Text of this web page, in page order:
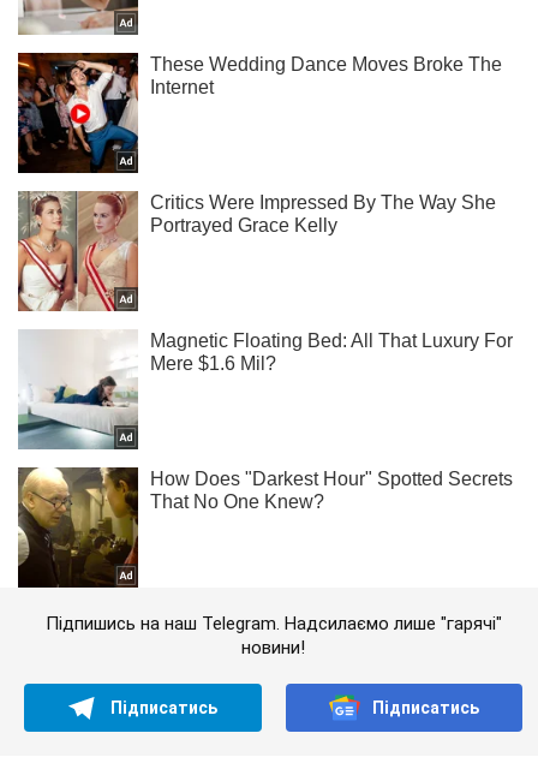
Підпишись на наш Telegram. Надсилаємо лише "гарячі"
новини!
Підписатись Підписатись